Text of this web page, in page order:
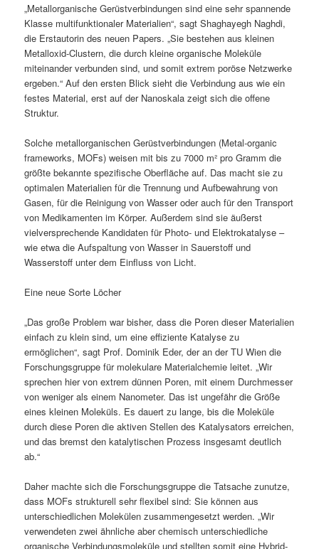
„Metallorganische Gerüstverbindungen sind eine sehr spannende
Klasse multifunktionaler Materialien“, sagt Shaghayegh Naghdi,
die Erstautorin des neuen Papers. „Sie bestehen aus kleinen
Metalloxid-Clustern, die durch kleine organische Moleküle
miteinander verbunden sind, und somit extrem poröse Netzwerke
ergeben.“ Auf den ersten Blick sieht die Verbindung aus wie ein
festes Material, erst auf der Nanoskala zeigt sich die offene
Struktur.
Solche metallorganischen Gerüstverbindungen (Metal-organic
frameworks, MOFs) weisen mit bis zu 7000 m² pro Gramm die
größte bekannte spezifische Oberfläche auf. Das macht sie zu
optimalen Materialien für die Trennung und Aufbewahrung von
Gasen, für die Reinigung von Wasser oder auch für den Transport
von Medikamenten im Körper. Außerdem sind sie äußerst
vielversprechende Kandidaten für Photo- und Elektrokatalyse –
wie etwa die Aufspaltung von Wasser in Sauerstoff und
Wasserstoff unter dem Einfluss von Licht.
Eine neue Sorte Löcher
„Das große Problem war bisher, dass die Poren dieser Materialien
einfach zu klein sind, um eine effiziente Katalyse zu
ermöglichen“, sagt Prof. Dominik Eder, der an der TU Wien die
Forschungsgruppe für molekulare Materialchemie leitet. „Wir
sprechen hier von extrem dünnen Poren, mit einem Durchmesser
von weniger als einem Nanometer. Das ist ungefähr die Größe
eines kleinen Moleküls. Es dauert zu lange, bis die Moleküle
durch diese Poren die aktiven Stellen des Katalysators erreichen,
und das bremst den katalytischen Prozess insgesamt deutlich
ab.“
Daher machte sich die Forschungsgruppe die Tatsache zunutze,
dass MOFs strukturell sehr flexibel sind: Sie können aus
unterschiedlichen Molekülen zusammengesetzt werden. „Wir
verwendeten zwei ähnliche aber chemisch unterschiedliche
organische Verbindungsmoleküle und stellten somit eine Hybrid-